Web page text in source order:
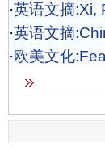
·英语文摘:Xi,
·英语文摘
·欧美文化